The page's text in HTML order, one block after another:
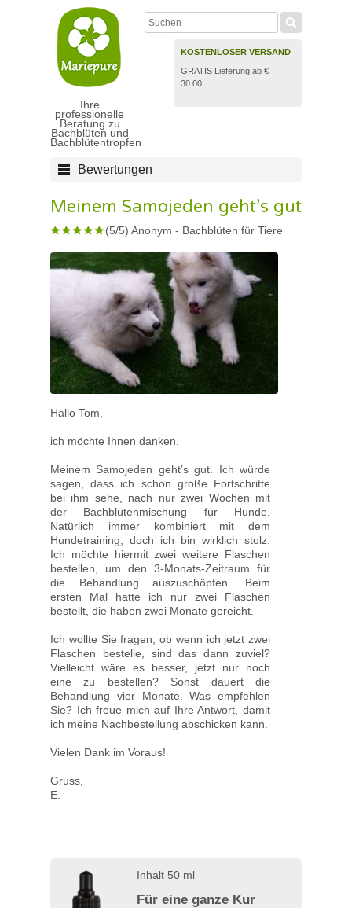
Ihre
professionelle
Beratung zu
Bachblüten und
Bachblütentropfen
KOSTENLOSER VERSAND
GRATIS Lieferung ab €
30.00
Bewertungen
Meinem Samojeden geht’s gut
(5/5) Anonym - Bachblüten für Tiere
Hallo Tom,
ich möchte Ihnen danken.
Meinem Samojeden geht’s gut. Ich würde
sagen, dass ich schon große Fortschritte
bei ihm sehe, nach nur zwei Wochen mit
der Bachblütenmischung für Hunde.
Natürlich immer kombiniert mit dem
Hundetraining, doch ich bin wirklich stolz.
Ich möchte hiermit zwei weitere Flaschen
bestellen, um den 3-Monats-Zeitraum für
die Behandlung auszuschöpfen. Beim
ersten Mal hatte ich nur zwei Flaschen
bestellt, die haben zwei Monate gereicht.
Ich wollte Sie fragen, ob wenn ich jetzt zwei
Flaschen bestelle, sind das dann zuviel?
Vielleicht wäre es besser, jetzt nur noch
eine zu bestellen? Sonst dauert die
Behandlung vier Monate. Was empfehlen
Sie? Ich freue mich auf Ihre Antwort, damit
ich meine Nachbestellung abschicken kann.
Vielen Dank im Voraus!
Gruss,
E.
Inhalt 50 ml
Für eine ganze Kur